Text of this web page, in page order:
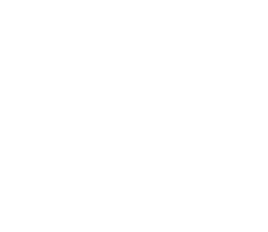
zloženko. Pod mentorstvom
film o znamenitostih Veržeja,
za svojo turistično nalogo,
20. marca 2018, prejeli zlato